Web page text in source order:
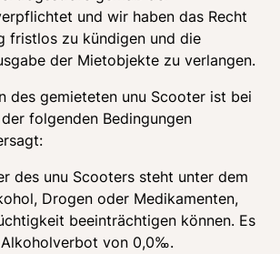
und wir haben das Recht
fristlos zu kündigen und die
der Mietobjekte zu verlangen.
des gemieteten unu Scooter ist bei
folgenden Bedingungen
des unu Scooters steht unter dem
Drogen oder Medikamenten,
beeinträchtigen können. Es
von 0,0‰.